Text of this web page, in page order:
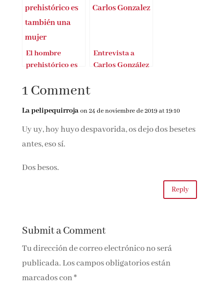
El hombre
prehistórico es
mujer
Entrevista a
Carlos González
1 Comment
La pelipequirrojaon 24 de noviembre de 2019 at 19:10
Uy uy, hoy huyo despavorida, os dejo dos besetes
antes, eso sí.
Dos besos.
Reply
Submit a Comment
Tu dirección de correo electrónico no será
publicada.Los campos obligatorios están
marcados con*